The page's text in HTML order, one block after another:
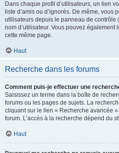
Dans chaque profil d’utilisateurs, un lien
liste d’amis ou d’ignorés. De même, vous
utilisateurs depuis le panneau de contrôle
nom d’utilisateur. Vous pouvez
cette même page.
Haut
Recherche dans les forums
Comment puis-je effectuer une
Saisissez un terme dans la boîte de
forums ou les pages de sujets. La
cliquant sur le lien « Recherche avancée
forum. L’accès à la recherche dépend du
Haut